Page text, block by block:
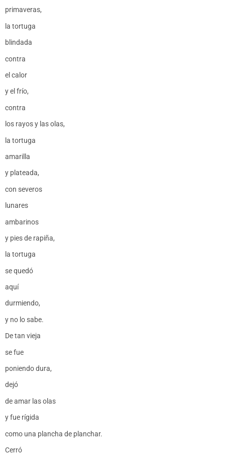
primaveras,
la tortuga
blindada
contra
el calor
y el frío,
contra
los rayos y las olas,
la tortuga
amarilla
y plateada,
con severos
lunares
ambarinos
y pies de rapiña,
la tortuga
se quedó
aquí
durmiendo,
y no lo sabe.
De tan vieja
se fue
poniendo dura,
dejó
de amar las olas
y fue rígida
como una plancha de planchar.
Cerró